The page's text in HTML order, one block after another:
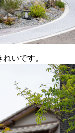
いです。